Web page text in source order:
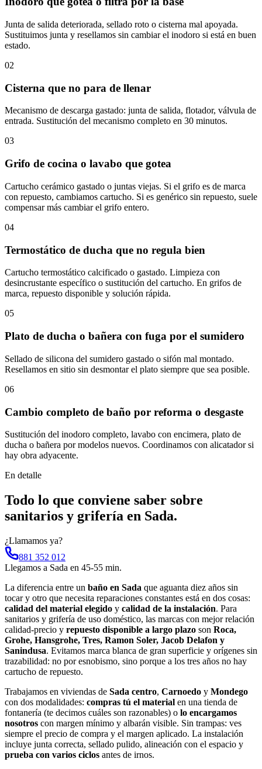
Junta de salida deteriorada, sellado roto o cisterna mal apoyada.
Sustituimos junta y resellamos sin cambiar el inodoro si está en buen
estado.
02
Cisterna que no para de llenar
Mecanismo de descarga gastado: junta de salida, flotador, válvula de
entrada. Sustitución del mecanismo completo en 30 minutos.
03
Grifo de cocina o lavabo que gotea
Cartucho cerámico gastado o juntas viejas. Si el grifo es de marca
con repuesto, cambiamos cartucho. Si es genérico sin repuesto, suele
compensar más cambiar el grifo entero.
04
Termostático de ducha que no regula bien
Cartucho termostático calcificado o gastado. Limpieza con
desincrustante específico o sustitución del cartucho. En grifos de
marca, repuesto disponible y solución rápida.
05
Plato de ducha o bañera con fuga por el sumidero
Sellado de silicona del sumidero gastado o sifón mal montado.
Resellamos en sitio sin desmontar el plato siempre que sea posible.
06
Cambio completo de baño por reforma o desgaste
Sustitución del inodoro completo, lavabo con encimera, plato de
ducha o bañera por modelos nuevos. Coordinamos con alicatador si
hay obra adyacente.
En detalle
Todo lo que conviene saber sobre
sanitarios y grifería en Sada.
¿Llamamos ya?
881 352 012
Llegamos a Sada en 45-55 min.
La diferencia entre un baño en Sada que aguanta diez años sin
tocar y otro que necesita reparaciones constantes está en dos cosas:
calidad del material elegido y calidad de la instalación. Para
sanitarios y grifería de uso doméstico, las marcas con mejor relación
calidad-precio y repuesto disponible a largo plazo son Roca,
Grohe, Hansgrohe, Tres, Ramon Soler, Jacob Delafon y
Sanindusa. Evitamos marca blanca de gran superficie y orígenes sin
trazabilidad: no por esnobismo, sino porque a los tres años no hay
cartucho de repuesto.
Trabajamos en viviendas de Sada centro, Carnoedo y Mondego
con dos modalidades: compras tú el material en una tienda de
fontanería (te decimos cuáles son razonables) o lo encargamos
nosotros con margen mínimo y albarán visible. Sin trampas: ves
siempre el precio de compra y el margen aplicado. La instalación
incluye junta correcta, sellado pulido, alineación con el espacio y
prueba con varios ciclos antes de irnos.